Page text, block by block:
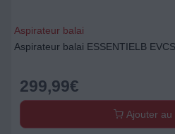
Aspirateur balai
Aspirateur balai ESSENTIELB
299,99€
Ajouter au